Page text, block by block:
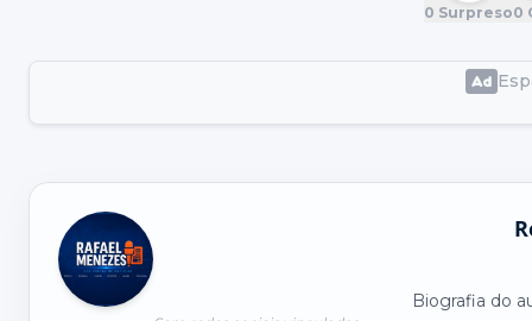
0 Surpreso0
Biografia do